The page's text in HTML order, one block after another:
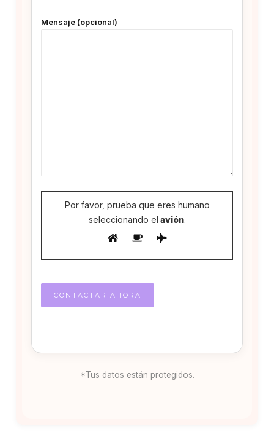
Mensaje (opcional)
Por favor, prueba que eres humano
seleccionando el avión.
*Tus datos están protegidos.